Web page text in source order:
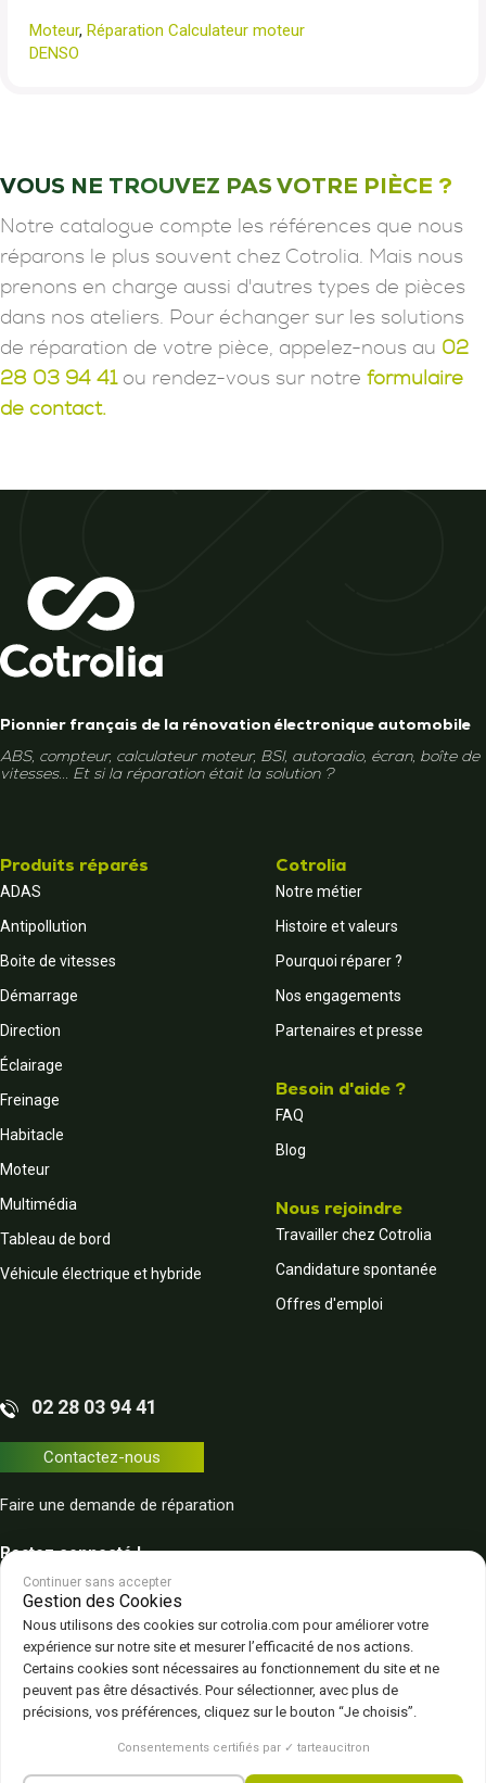
Moteur, Réparation Calculateur moteur
DENSO
VOUS NE TROUVEZ PAS VOTRE PIÈCE ?
Notre catalogue compte les références que nous
réparons le plus souvent chez Cotrolia. Mais nous
prenons en charge aussi d'autres types de pièces
dans nos ateliers. Pour échanger sur les solutions
de réparation de votre pièce, appelez-nous au 02
28 03 94 41ou rendez-vous sur notre formulaire
de contact.
Pionnier français de la rénovation électronique automobile
ABS, compteur, calculateur moteur, BSI, autoradio, écran, boîte de
vitesses... Et si la réparation était la solution ?
Produits réparés
ADAS
Antipollution
Boite de vitesses
Démarrage
Direction
Éclairage
Freinage
Habitacle
Moteur
Multimédia
Tableau de bord
Véhicule électrique et hybride
Cotrolia
Notre métier
Histoire et valeurs
Pourquoi réparer ?
Nos engagements
Partenaires et presse
Besoin d'aide ?
FAQ
Blog
Nous rejoindre
Travailler chez Cotrolia
Candidature spontanée
Offres d'emploi
02 28 03 94 41
Contactez-nous
Faire une demande de réparation
Restez connecté !
Plan du site Politique de confidentialité CGV – CGU Mentions légales
Gestion des cookies
Continuer sans accepter
Gestion des Cookies
Nous utilisons des cookies sur cotrolia.com pour améliorer votre
expérience sur notre site et mesurer l’efficacité de nos actions.
Certains cookies sont nécessaires au fonctionnement du site et ne
peuvent pas être désactivés. Pour sélectionner, avec plus de
précisions, vos préférences, cliquez sur le bouton “Je choisis”.
Consentements certifiés par ✓ tarteaucitron